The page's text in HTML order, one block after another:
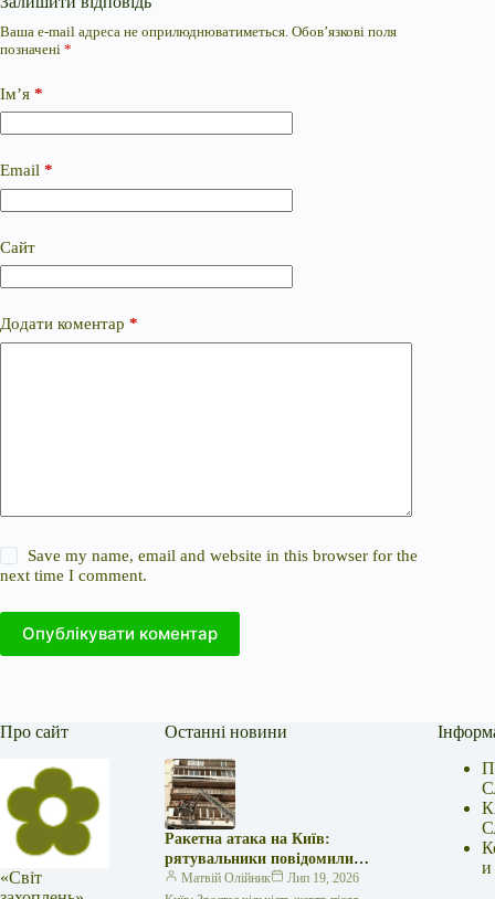
Ваша e-mail адреса не оприлюднюватиметься. Обов’язкові поля
позначені *
Ім’я *
Email *
Сайт
Додати коментар *
Save my name, email and website in this browser for the
next time I comment.
Опублікувати коментар
Про сайт
«Світ
Останні новини
Ракетна атака на Київ:
рятувальники повідомили
про 15 поранених
Матвій Олійник
Лип 19, 2026
и